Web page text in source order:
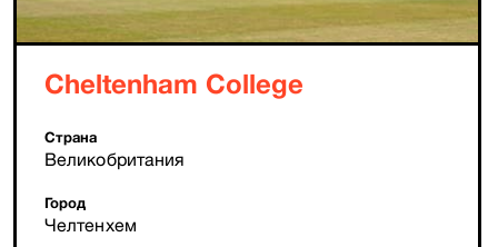
Cheltenham College
Страна
Великобритания
Город
Челтенхем